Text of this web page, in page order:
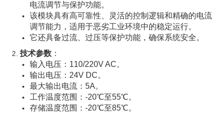
电流调节与保护功能。
该模块具有高可靠性、灵活的控制逻辑和精确的电流
调节能力，适用于恶劣工业环境中的稳定运行。
它还具备过流、过压等保护功能，确保系统安全。
技术参数 ：
输入电压：110/220V AC。
输出电压：24V DC。
最大输出电流：5A。
工作温度范围：-20℃至55℃。
存储温度范围：-20℃至85℃。